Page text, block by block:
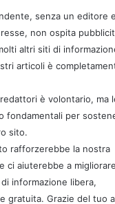
senza un editore
non ospita
altri siti di
articoli è
redattori è volontario, ma
fondamentali per
sito.
rafforzerebbe la nostra
ci aiuterebbe a
informazione libera,
gratuita. Grazie del tuo